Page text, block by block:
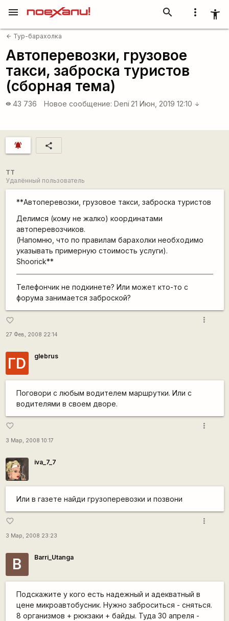
more_vert accessibility_new
search
menu
arrow_back Тур-барахолка
Автоперевозки, грузовое
такси, заброска туристов
(сборная тема)
visibility 43 736 Новое сообщение: Deni 21 Июн, 2019 12:10 arrow_downward
notifications_active share
TT
Удалённый пользователь
**Автоперевозки, грузовое такси, заброска туристов
Делимся (кому не жалко) координатами
автоперевозчиков.
(Напомню, что по правилам барахолки необходимо
указывать примерную стоимость услуги).
Shoorick**
Телефончик не подкинете? Или может кто-то с
форума занимается заброской?
favorite_border
27 Фев, 2008 22:14
more_vert
ГD glebrus
Поговори с любым водителем маршрутки. Или с
водителями в своем дворе.
favorite_border
3 Мар, 2008 10:17
more_vert
iva_7_7
Или в газете найди грузоперевозки и позвони
favorite_border
3 Мар, 2008 23:23
more_vert
B Barri_Utanga
Подскажите у кого есть надежный и адекватный в
цене микроавтобусник. Нужно заброситься - сняться.
8 организмов + рюкзаки + байды. Туда 30 апреля -